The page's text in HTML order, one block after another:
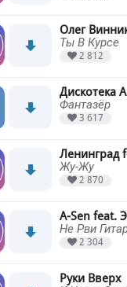
Олег
Ты В Курсе
2 812
Дискотека
Фантазёр
3 617
Ленинград
Жу-Жу
2 870
A-Sen feat.
Не Рви
2 304
Руки Вверх